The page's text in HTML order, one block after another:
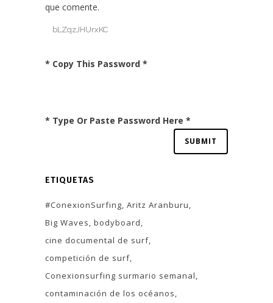
que comente.
* Copy This Password *
* Type Or Paste Password Here *
ETIQUETAS
#ConexionSurfing Aritz Aranburu
Big Waves bodyboard
cine documental de surf
competición de surf
Conexionsurfing surmario semanal
contaminación de los océanos